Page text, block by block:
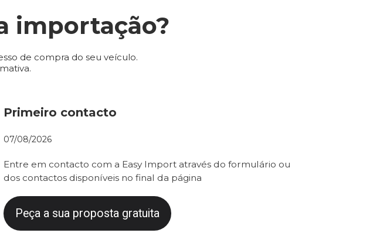
importação?
de compra do seu veículo.
Primeiro contacto
07/08/2026
Entre em contacto com a Easy Import através do formulário ou
dos contactos disponíveis no final da página
Peça a sua proposta gratuita